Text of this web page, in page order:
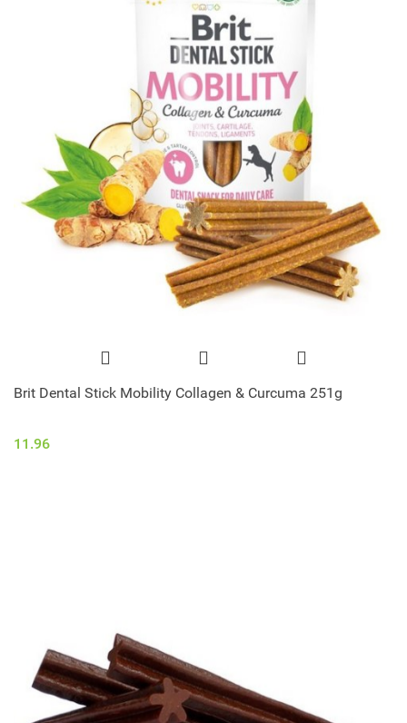
Brit Dental Stick Mobility Collagen & Curcuma 251g
11.96